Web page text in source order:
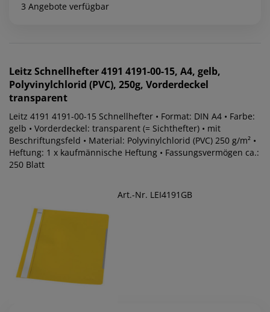
3 Angebote verfügbar
LeitzSchnellhefter 4191 4191-00-15, A4, gelb,
Polyvinylchlorid (PVC), 250g, Vorderdeckel
transparent
Leitz 4191 4191-00-15 Schnellhefter • Format: DIN A4 • Farbe:
gelb • Vorderdeckel: transparent (= Sichthefter) • mit
Beschriftungsfeld • Material: Polyvinylchlorid (PVC) 250 g/m² •
Heftung: 1 x kaufmännische Heftung • Fassungsvermögen ca.:
250 Blatt
Art.-Nr. LEI4191GB